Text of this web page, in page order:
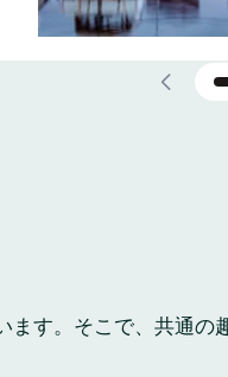
す。そこで、共通の